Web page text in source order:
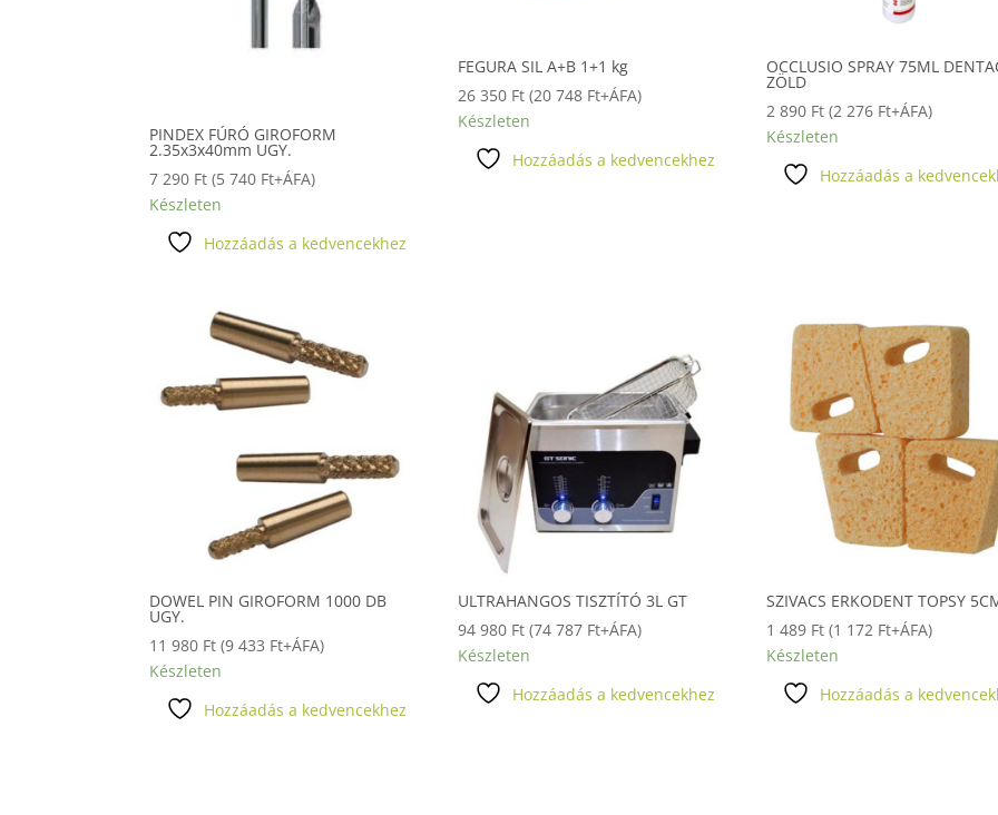
PINDEX FÚRÓ GIROFORM
2.35x3x40mm UGY.
7 290 Ft (5 740 Ft+ÁFA)
Készleten
Hozzáadás a kedvencekhez
FEGURA SIL A+B 1+1 kg
26 350 Ft (20 748 Ft+ÁFA)
Készleten
Hozzáadás a kedvencekhez
OCCLUSIO SPRAY 75ML
ZÖLD
2 890 Ft (2 276 Ft+ÁFA)
Készleten
Hozzáadás a
DOWEL PIN GIROFORM 1000 DB
UGY.
11 980 Ft (9 433 Ft+ÁFA)
Készleten
Hozzáadás a kedvencekhez
ULTRAHANGOS TISZTÍTÓ 3L GT
94 980 Ft (74 787 Ft+ÁFA)
Készleten
Hozzáadás a kedvencekhez
SZIVACS ERKODENT TOPSY
1 489 Ft (1 172 Ft+ÁFA)
Készleten
Hozzáadás a